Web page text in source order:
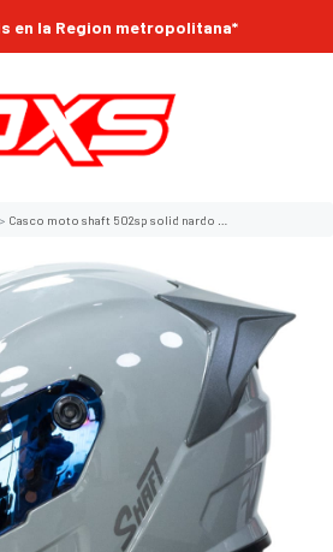
en la Region metropolitana*
Casco moto shaft 502sp solid nardo gray integral normal dot acreditado